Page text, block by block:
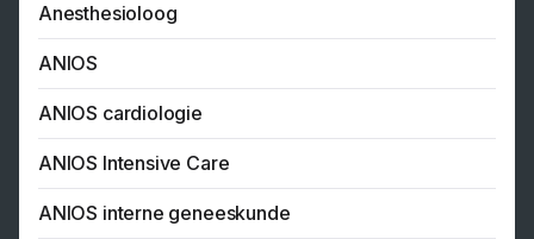
Anesthesioloog
ANIOS
ANIOS cardiologie
ANIOS Intensive Care
ANIOS interne geneeskunde